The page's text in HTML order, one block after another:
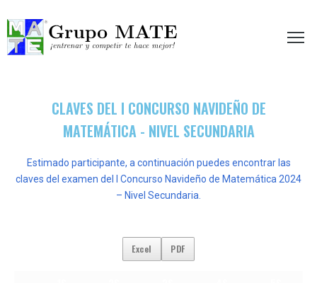
te hace mejor!
CLAVES DEL I CONCURSO NAVIDEÑO DE
MATEMÁTICA - NIVEL SECUNDARIA
Estimado participante, a continuación puedes encontrar las
claves del examen del I Concurso Navideño de Matemática 2024
– Nivel Secundaria.
Excel PDF